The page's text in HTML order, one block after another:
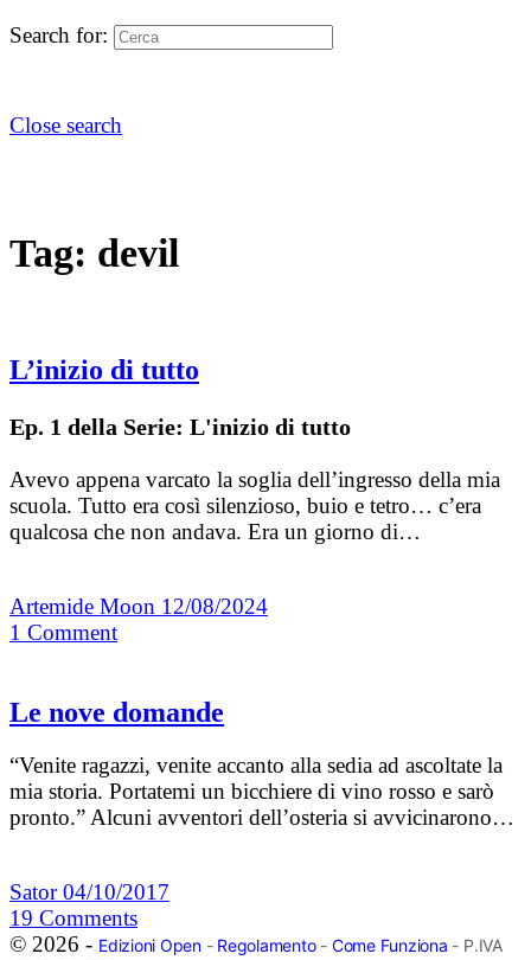
Search for:
Close search
Tag: devil
L’inizio di tutto
Ep. 1 della Serie: L'inizio di tutto
Avevo appena varcato la soglia dell’ingresso della mia
scuola. Tutto era così silenzioso, buio e tetro… c’era
qualcosa che non andava. Era un giorno di…
Artemide Moon 12/08/2024
1 Comment
Le nove domande
“Venite ragazzi, venite accanto alla sedia ad ascoltate la
mia storia. Portatemi un bicchiere di vino rosso e sarò
pronto.” Alcuni avventori dell’osteria si avvicinarono…
Sator04/10/2017
19 Comments
© 2026 - Edizioni Open- Regolamento- Come Funziona - P.IVA